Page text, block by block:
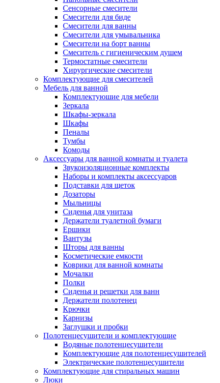
Сенсорные смесители
Смесители для биде
Смесители для ванны
Смесители для умывальника
Смесители на борт ванны
Смеситель с гигиеническим душем
Термостатные смесители
Хирургические смесители
Комплектующие для смесителей
Мебель для ванной
Комплектуюшие для мебели
Зеркала
Шкафы-зеркала
Шкафы
Пеналы
Тумбы
Комоды
Аксессуары для ванной комнаты и туалета
Звукоизоляционные комплекты
Наборы и комплекты аксессуаров
Подставки для щеток
Дозаторы
Мыльницы
Сиденья для унитаза
Держатели туалетной бумаги
Ершики
Вантузы
Шторы для ванны
Косметические емкости
Коврики для ванной комнаты
Мочалки
Полки
Сиденья и решетки для ванн
Держатели полотенец
Крючки
Карнизы
Заглушки и пробки
Полотенцесушители и комплектующие
Водяные полотенцесушители
Комплектующие для полотенцесушителей
Электрические полотенцесушители
Комплектующие для стиральных машин
Люки